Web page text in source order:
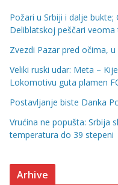
Požari u Srbiji i dalje
Deliblatskoj peščari veoma
Zvezdi Pazar pred očima,
Veliki ruski udar: Meta –
Lokomotivu guta plamen
Postavljanje biste Danka
Vrućina ne popušta: Srbija
temperatura do 39 stepeni
Arhive